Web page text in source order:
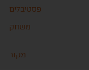
פסטיבלים
משחק
מקור